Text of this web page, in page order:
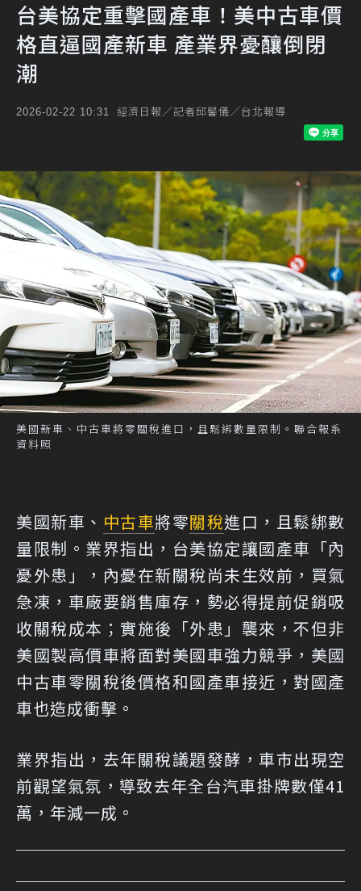
台美協定重擊國產車！美中古車價
格直逼國產新車 產業界憂釀倒閉
潮
2026-02-22 10:31 經濟日報／記者邱馨儀／台北報導
美國新車、中古車將零關稅進口，且鬆綁數量限制。聯合報系
資料照
美國新車、 中古車將零關稅進口，且鬆綁數
量限制。業界指出，台美協定讓國產車「內
憂外患」，內憂在新關稅尚未生效前，買氣
急凍，車廠要銷售庫存，勢必得提前促銷吸
收關稅成本；實施後「外患」襲來，不但非
美國製高價車將面對美國車強力競爭，美國
中古車零關稅後價格和國產車接近，對國產
車也造成衝擊。
業界指出，去年關稅議題發酵，車市出現空
前觀望氣氛，導致去年全台汽車掛牌數僅41
萬，年減一成。